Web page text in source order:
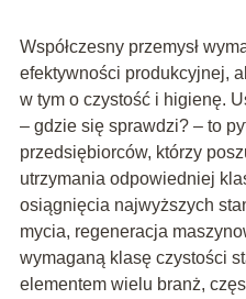
Współczesny przemysł
efektywności produkcyjnej,
w tym o czystość i higienę.
– gdzie się sprawdzi? – to
przedsiębiorców, którzy
utrzymania odpowiedniej
osiągnięcia najwyższych
mycia, regeneracja
wymaganą klasę czystości
elementem wielu branż,